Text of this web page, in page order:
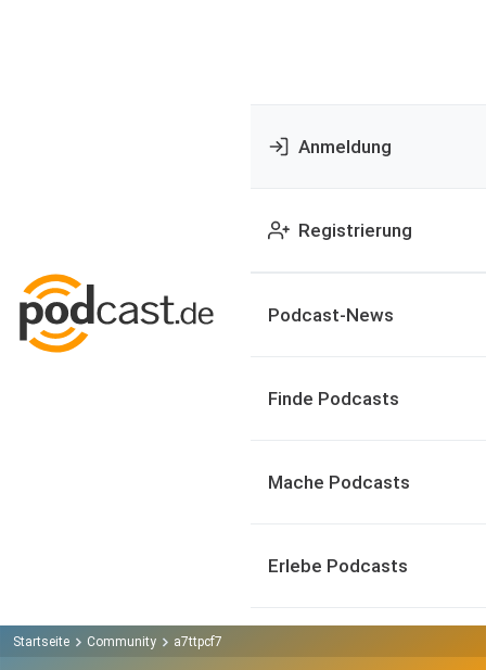
Anmeldung
Registrierung
Podcast-News
Finde Podcasts
Mache Podcasts
Erlebe Podcasts
Startseite Community a7ttpcf7